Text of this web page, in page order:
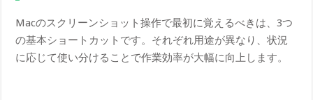
Macのスクリーンショット操作で最初に覚えるべきは、3つ
の基本ショートカットです。それぞれ用途が異なり、状況
に応じて使い分けることで作業効率が大幅に向上します。